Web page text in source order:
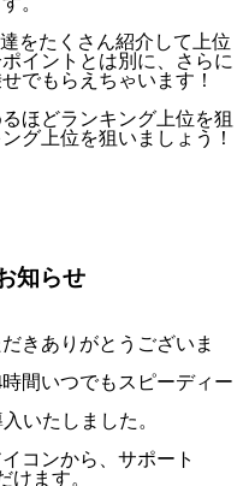
をたくさん紹介して上位
イントとは別に、さらに
でもらえちゃいます！
ほどランキング上位を狙
グ上位を狙いましょう！
知らせ
きありがとうございま
間いつでもスピーディー
いたしました。
コンから、サポート
けます。